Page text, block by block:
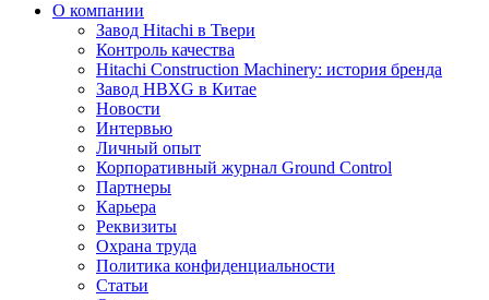
О компании
Завод Hitachi в Твери
Контроль качества
Hitachi Construction Machinery: история бренда
Завод HBXG в Китае
Новости
Интервью
Личный опыт
Корпоративный журнал Ground Control
Партнеры
Карьера
Реквизиты
Охрана труда
Политика конфиденциальности
Статьи